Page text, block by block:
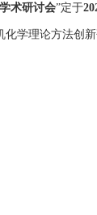
术研讨会”定于
学理论方法创